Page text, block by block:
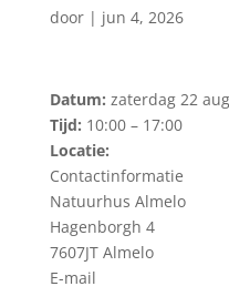
door | jun 4, 2026
Datum: zaterdag 22
Tijd: 10:00 – 17:00
Locatie:
Contactinformatie
Natuurhus Almelo
Hagenborgh 4
7607JT Almelo
E-mail